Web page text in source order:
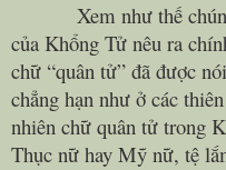
Xem như thế chúng
của Khổng Tử nêu ra
chữ “quân tử” đã được
chẳng hạn như ở các
nhiên chữ quân tử trong
Thục nữ hay Mỹ nữ, tệ